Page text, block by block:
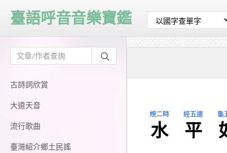
古詩詞欣賞
大道天音
流行歌曲
臺灣紹介鄉土民謠
臺語呼音音樂寶鑑
規二時
水
經五邊
平
龜